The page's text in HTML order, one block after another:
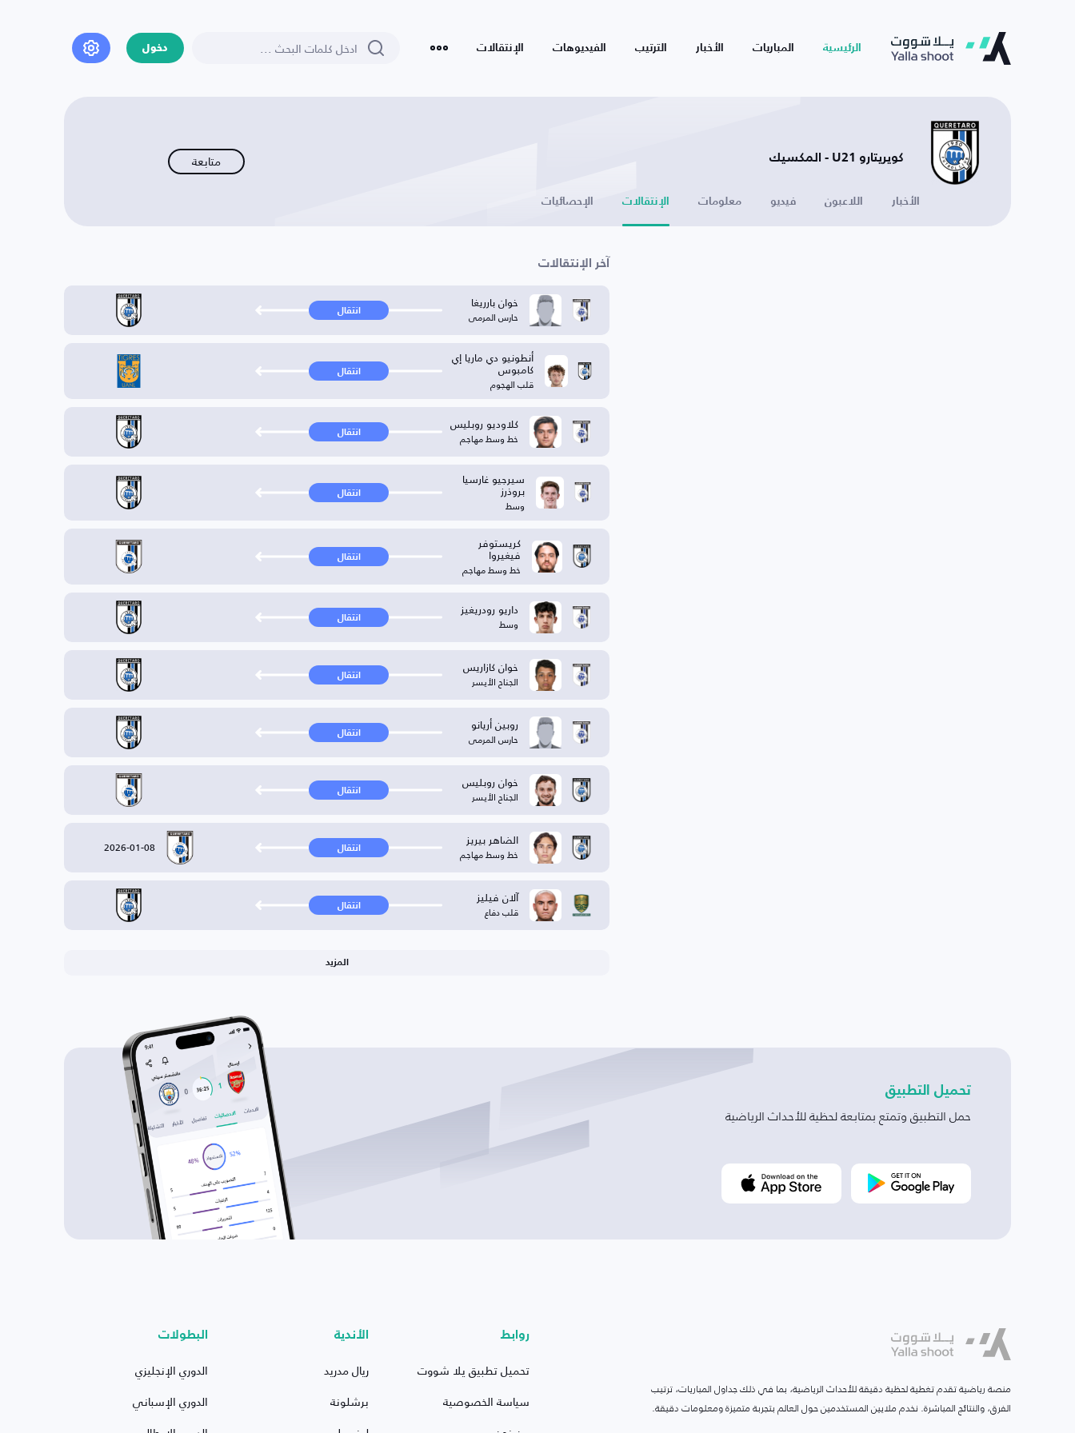
الرئيسية المباريات الأخبار الترتيب الفيديوهات الإنتقالات دخول
كويريتارو U21 - المكسيك متابعة
الأخبار اللاعبون فيديو معلومات الإنتقالات الإحصائيات
آخر الإنتقالات
خوان بارريغا
حارس المرمى انتقال
أنطونيو دي ماريا إي
كامبوس
قلب الهجوم
انتقال
كلاوديو روبليس
خط وسط مهاجم انتقال
سيرجيو غارسيا
بروذرز
وسط
انتقال
كريستوفر
فيغيروا
خط وسط مهاجم
انتقال
داريو رودريغيز
وسط انتقال
خوان كازاريس
الجناح الأيسر انتقال
روبين أريانو
حارس المرمى انتقال
خوان روبليس
الجناح الأيسر انتقال
الضاهر بيريز
خط وسط مهاجم انتقال 2026-01-08
آلان فيليز
قلب دفاع انتقال
المزيد
تحميل التطبيق
حمل التطبيق وتمتع بمتابعة لحظية للأحداث الرياضية
منصة رياضية تقدم تغطية لحظية دقيقة للأحداث الرياضية، بما في ذلك جداول المباريات، ترتيب
الفرق، والنتائج المباشرة. نخدم ملايين المستخدمين حول العالم بتجربة متميزة ومعلومات دقيقة.
روابط
تحميل تطبيق يلا شووت
سياسة الخصوصية
الأندية
ريال مدريد
برشلونة
البطولات
الدوري الإنجليزي
الدوري الإسباني